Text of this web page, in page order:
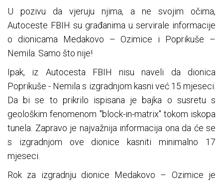
U pozivu da vjeruju njima, a ne svojim očima,
Autoceste FBIH su građanima u servirale informacije
o dionicama Medakovo – Ozimice i Poprikuše –
Nemila. Samo što nije!
Ipak, iz Autocesta FBIH nisu naveli da dionica
Poprikuše - Nemila s izgradnjom kasni već 15 mjeseci.
Da bi se to prikrilo ispisana je bajka o susretu s
geološkim fenomenom "block-in-matrix" tokom iskopa
tunela. Zapravo je najvažnija informacija ona da će se
s izgradnjom ove dionice kasniti minimalno 17
mjeseci.
Rok za izgradnju dionice Medakovo – Ozimice je